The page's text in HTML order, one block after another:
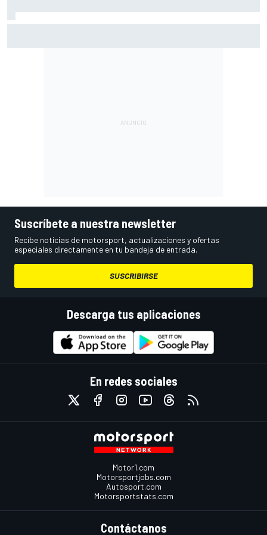
Suscríbete a nuestra newsletter
Recibe noticias de motorsport, actualizaciones y ofertas
especiales directamente en tu bandeja de entrada.
SUSCRIBIRSE
Descarga tus aplicaciones
En redes sociales
Motor1.com
Motorsportjobs.com
Autosport.com
Motorsportstats.com
Contáctanos